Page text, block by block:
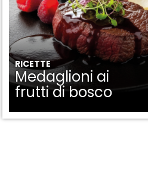
RICETTE
Medaglioni ai
frutti di bosco